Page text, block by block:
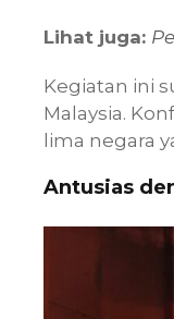
Lihat juga:
Kegiatan ini
Malaysia.
lima negara
Antusias